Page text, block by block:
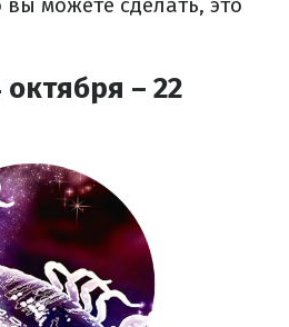
вы можете сделать, это
– 22